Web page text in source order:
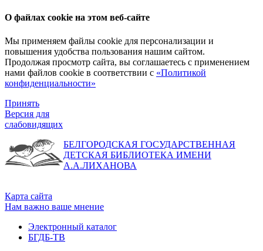
О файлах cookie на этом веб-сайте
Мы применяем файлы cookie для персонализации и
повышения удобства пользования нашим сайтом.
Продолжая просмотр сайта, вы соглашаетесь с применением
нами файлов cookie в соответствии с «Политикой
конфиденциальности»
Принять
Версия для
слабовидящих
БЕЛГОРОДСКАЯ ГОСУДАРСТВЕННАЯ
ДЕТСКАЯ БИБЛИОТЕКА ИМЕНИ
А.А.ЛИХАНОВА
Карта сайта
Нам важно ваше мнение
Электронный каталог
БГДБ-ТВ